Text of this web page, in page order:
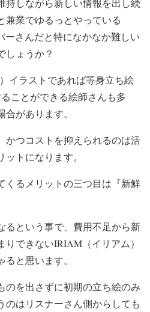
兼業でゆるっとやっている
さんだと特になかなか難しい
しょうか？
イラストであれば等身立ち絵
ことができる絵師さんも多
があります。
かつコストを抑えられるのは活
トになります。
くるメリットの三つ目は『新鮮
るという事で、費用不足から新
りできないIRIAM（イリアム）
と思います。
のを出さずに初期の立ち絵のみ
のはリスナーさん側からしても